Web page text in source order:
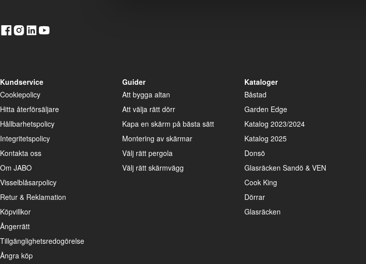
Kundservice
Cookiepolicy
Hitta återförsäljare
Hållbarhetspolicy
Integritetspolicy
Kontakta oss
Om JABO
Visselblåsarpolicy
Retur & Reklamation
Köpvillkor
Ångerrätt
Tillgänglighetsredogörelse
Ångra köp
Guider
Att bygga altan
Att välja rätt dörr
Kapa en skärm på bästa sätt
Montering av skärmar
Välj rätt pergola
Välj rätt skärmvägg
Kataloger
Båstad
Garden Edge
Katalog 2023/2024
Katalog 2025
Donsö
Glasräcken Sandö & VEN
Cook King
Dörrar
Glasräcken